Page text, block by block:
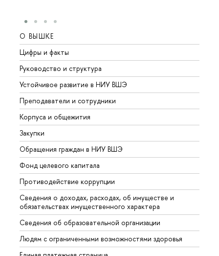
О ВЫШКЕ
Цифры и факты
Руководство и структура
Устойчивое развитие в НИУ ВШЭ
Преподаватели и сотрудники
Корпуса и общежития
Закупки
Обращения граждан в НИУ ВШЭ
Фонд целевого капитала
Противодействие коррупции
Сведения о доходах, расходах, об имуществе и
обязательствах имущественного характера
Сведения об образовательной организации
Людям с ограниченными возможностями здоровья